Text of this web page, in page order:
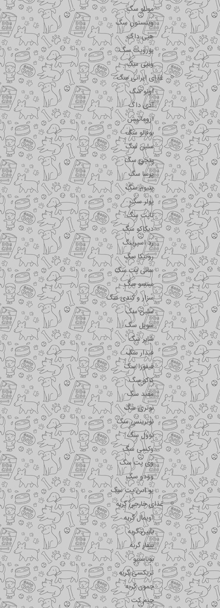
مونلو سگ
وینستون سگ
هپی داگ
یوروپت سگ
ونپی سگ
غذای ایرانی سگ
اونو سگ
آدی داگ
اروماتیش
بوفالو سگ
سلبن سگ
پتچی سگ
پرسا سگ
پتیوم سگ
پولر سگ
تاپت سگ
دیکاکو سگ
رد اسپرینگ
روتیکا سگ
سانی پت سگ
سنسو سگ
سزار و کندی سگ
سلبن سگ
سویل سگ
شایر سگ
فیدار سگ
فیفورا سگ
کاکو سگ
مفید سگ
نوتری سگ
نوترینس سگ
نوول سگ
وکسی سگ
وی پت سگ
وودو سگ
یو اس پت سگ
غذای خارجی گربه
اویمال گربه
بابین گربه
بیفار گربه
بوناسیبو
تریکسی گربه
جمون گربه
جیم کت